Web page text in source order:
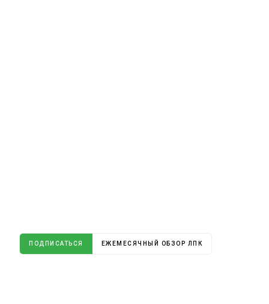
ПОДПИСАТЬСЯ ЕЖЕМЕСЯЧНЫЙ ОБЗОР ЛПК